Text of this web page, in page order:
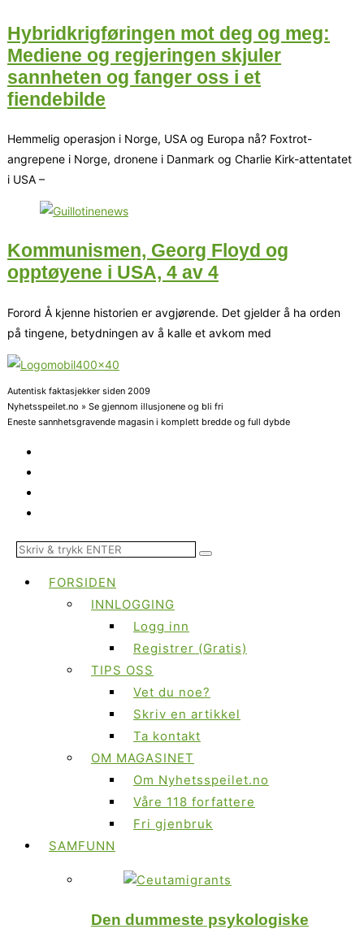
Hybridkrigføringen mot deg og meg:
Mediene og regjeringen skjuler
sannheten og fanger oss i et
fiendebilde
Hemmelig operasjon i Norge, USA og Europa nå? Foxtrot-
angrepene i Norge, dronene i Danmark og Charlie Kirk-attentatet
i USA –
Kommunismen, Georg Floyd og
opptøyene i USA, 4 av 4
Forord Å kjenne historien er avgjørende. Det gjelder å ha orden
på tingene, betydningen av å kalle et avkom med
Autentisk faktasjekker siden 2009
Nyhetsspeilet.no » Se gjennom illusjonene og bli fri
Eneste sannhetsgravende magasin i komplett bredde og full dybde
FORSIDEN
INNLOGGING
Logg inn
Registrer (Gratis)
TIPS OSS
Vet du noe?
Skriv en artikkel
Ta kontakt
OM MAGASINET
Om Nyhetsspeilet.no
Våre 118 forfattere
Fri gjenbruk
SAMFUNN
Den dummeste psykologiske